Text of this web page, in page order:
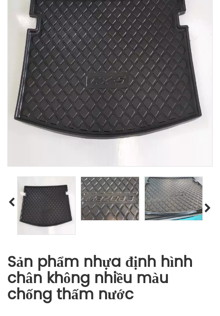
Sản phẩm nhựa định hình
chân không nhiều màu
chống thấm nước